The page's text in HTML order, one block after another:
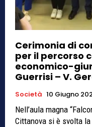
Cerimonia di
per il percorso
economico-
Guerrisi – V.
Società 10 Giugno
Nell’aula magna
Cittanova si è svolta